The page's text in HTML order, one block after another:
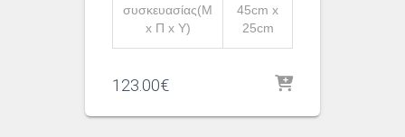
συσκευασίας(Μ
x Π x Υ)
45cm x
25cm
123.00€